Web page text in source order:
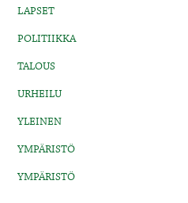
LAPSET
POLITIIKKA
TALOUS
URHEILU
YLEINEN
YMPÄRISTÖ
YMPÄRISTÖ